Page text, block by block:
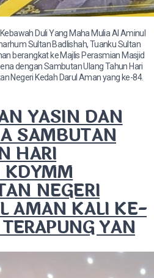
Duli Yang Maha Mulia Al Aminul
Sultan Badlishah, Tuanku Sultan
berangkat ke Majlis Perasmian Masjid
dengan Sambutan Ulang Tahun Hari
Negeri Kedah Darul Aman yang ke-84.
YASIN DAN
SAMBUTAN
HARI
KDYMM
NEGERI
AMAN KALI KE-
YAN